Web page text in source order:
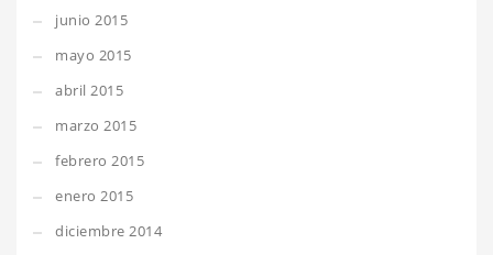
junio 2015
mayo 2015
abril 2015
marzo 2015
febrero 2015
enero 2015
diciembre 2014